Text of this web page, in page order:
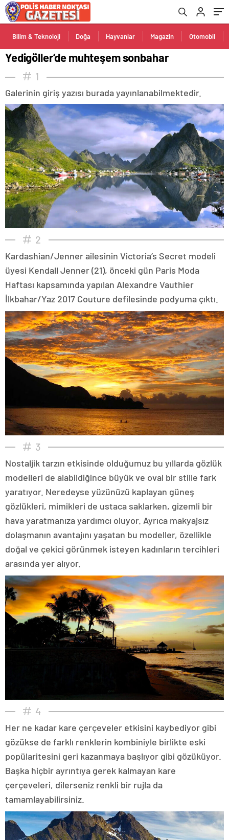
Bilim & Teknoloji Doğa Hayvanlar Magazin Otomobil
Yedigöller’de muhteşem sonbahar
1
Galerinin giriş yazısı burada yayınlanabilmektedir.
2
Kardashian/Jenner ailesinin Victoria’s Secret modeli
üyesi Kendall Jenner (21), önceki gün Paris Moda
Haftası kapsamında yapılan Alexandre Vauthier
İlkbahar/Yaz 2017 Couture defilesinde podyuma çıktı.
3
Nostaljik tarzın etkisinde olduğumuz bu yıllarda gözlük
modelleri de alabildiğince büyük ve oval bir stille fark
yaratıyor. Neredeyse yüzünüzü kaplayan güneş
gözlükleri, mimikleri de ustaca saklarken, gizemli bir
hava yaratmanıza yardımcı oluyor. Ayrıca makyajsız
dolaşmanın avantajını yaşatan bu modeller, özellikle
doğal ve çekici görünmek isteyen kadınların tercihleri
arasında yer alıyor.
4
Her ne kadar kare çerçeveler etkisini kaybediyor gibi
gözükse de farklı renklerin kombiniyle birlikte eski
popülaritesini geri kazanmaya başlıyor gibi gözüküyor.
Başka hiçbir ayrıntıya gerek kalmayan kare
çerçeveleri, dilerseniz renkli bir rujla da
tamamlayabilirsiniz.